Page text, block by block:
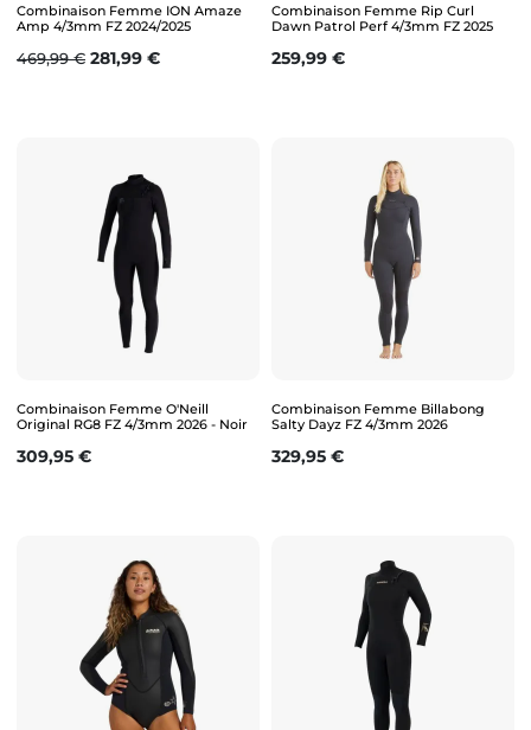
Combinaison Femme ION Amaze
Amp 4/3mm FZ 2024/2025
Prix de base
469,99 € Prix
281,99 €
Combinaison Femme Rip Curl
Dawn Patrol Perf 4/3mm FZ 2025
Prix
259,99 €
Combinaison Femme O'Neill
Original RG8 FZ 4/3mm 2026 - Noir
Prix
309,95 €
Combinaison Femme Billabong
Salty Dayz FZ 4/3mm 2026
Prix
329,95 €